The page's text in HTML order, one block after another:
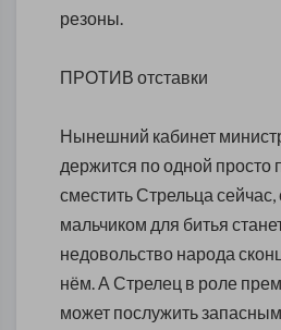
резоны.
ПРОТИВ отставки
Нынешний кабинет
держится по одной просто
сместить Стрельца
мальчиком для битья
недовольство народа
нём. А Стрелец в роле
может послужить